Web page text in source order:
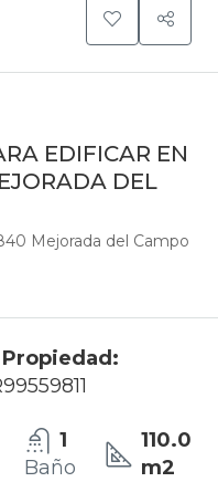
EDIFICAR EN
DEL
Mejorada del Campo
Propiedad:
1
Baño
110.0
m2